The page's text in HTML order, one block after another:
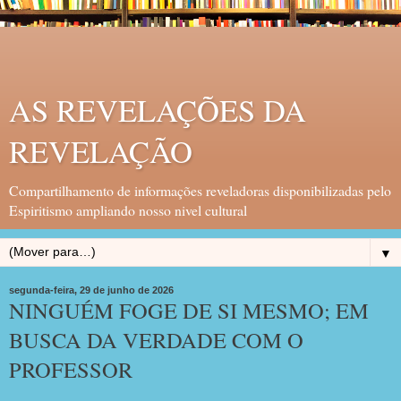
AS REVELAÇÕES DA
REVELAÇÃO
Compartilhamento de informações reveladoras disponibilizadas pelo
Espiritismo ampliando nosso nivel cultural
▼
segunda-feira, 29 de junho de 2026
NINGUÉM FOGE DE SI MESMO; EM
BUSCA DA VERDADE COM O
PROFESSOR